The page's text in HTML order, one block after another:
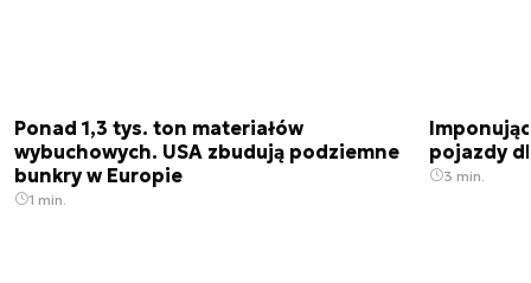
Ponad 1,3 tys. ton materiałów
wybuchowych. USA zbudują podziemne
bunkry w Europie
1 min.
pojazdy
3 min.